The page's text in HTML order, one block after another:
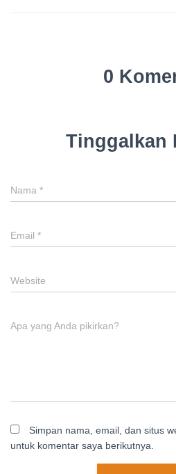
0
Tinggalkan
Nama *
Email *
Website
Apa yang Anda pikirkan?
Simpan nama, email, dan situs
untuk komentar saya berikutnya.